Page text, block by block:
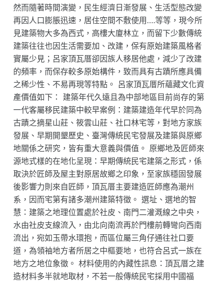
然而隨著時間演變，民生經濟日漸發展、生活型態改變
再因人口膨脹迅速，居住空間不敷使用….等等，現今所
見建築物大多為西式，高樓大廈林立，而留下少數傳統
建築往往也因生活需要加、改建，保有原始建築風格者
實屬少見；呂家頂瓦厝卻因族人移居他處，減少了改建
的頻率，而保存較多原始構件，致而具有古蹟所應具備
之稀少性、不易再現等特點。 呂家頂瓦厝所蘊藏文化資
產價值如下： 建築年代久遠且為中部地區目前尚存的第
一代客屬移民建築中較早案例：建築建造年代早於同為
古蹟之摘星山莊、筱雲山莊、社口林宅等，對地方家族
發展、早期開墾歷史、臺灣傳統民宅發展及建築與原鄉
地關係之研究，皆有重大意義與價值。 原鄉地及匠師來
源地式樣的在地化呈現：早期傳統民宅建築之形式，係
取決於匠師及屋主對原居故鄉之印象，至家族穩固發展
後影響力則來自匠師，頂瓦厝主要建造匠師應為潮州
系，因而宅第有諸多潮州建築特徵。 選址、選地的智
慧：建築之地理位置處於社皮、南門二灌溉線之中央，
水由社皮支線流入，由北向南流再於門樓前轉彎向西南
流出，宛如玉帶水環抱，而區位屬三角仔通往社口要
道，為領袖地方者所居之中樞要地，也符合呂式一族在
地方之地位象徵。 材料使用的內藏性訊息：頂瓦厝之建
造材料多半就地取材，不若一般傳統民宅採用中國福